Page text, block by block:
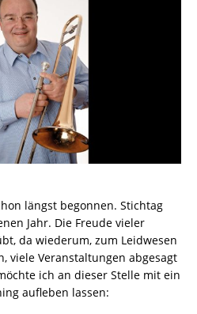
längst begonnen. Stichtag
Jahr. Die Freude vieler
da wiederum, zum Leidwesen
viele Veranstaltungen abgesagt
ich an dieser Stelle mit ein
aufleben lassen: